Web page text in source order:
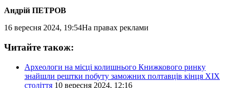
Андрій ПЕТРОВ
16 вересня 2024, 19:54На правах реклами
Читайте також:
Археологи на місці колишнього Книжкового ринку
знайшли рештки побуту заможних полтавців кінця XIX
століття 10 вересня 2024, 12:16